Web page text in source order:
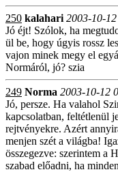
250 kalahari 2003-10-
Jó éjt! Szólok, ha
ül be, hogy úgyis rossz
vajon minek megy el
Normáról, jó? szia
249 Norma 2003-10-12
Jó, persze. Ha valahol
kapcsolatban, feltétlenül
rejtvényekre. Azért
menjen szét a világba!
összegezve: szerintem a
szabad előadni, ha